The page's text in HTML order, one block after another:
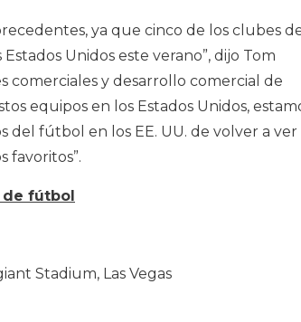
ya que cinco de los clubes
Unidos este verano”, dijo Tom
comerciales y desarrollo comercial de
equipos en los Estados Unidos,
del fútbol en los EE. UU. de volver a ver
favoritos”.
de fútbol
Stadium, Las Vegas